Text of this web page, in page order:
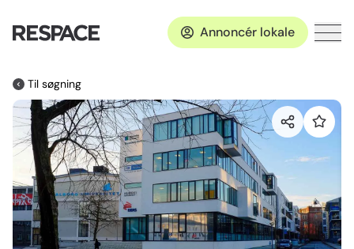
Annoncér lokale
Til søgning